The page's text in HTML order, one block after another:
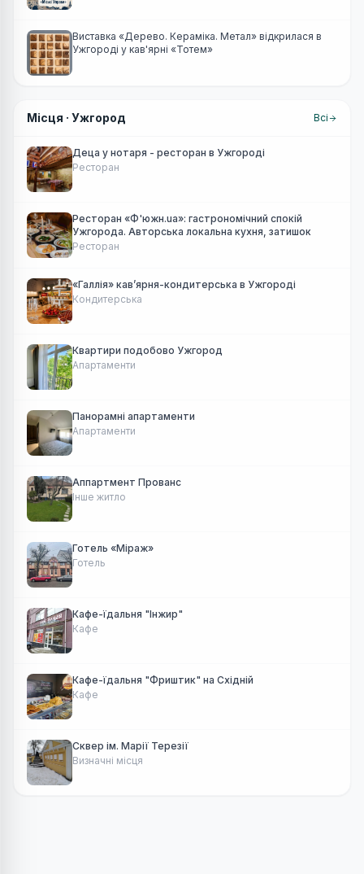
Виставка «Дерево. Кераміка. Метал» відкрилася в
Ужгороді у кав'ярні «Тотем»
Місця · Ужгород Всі
Деца у нотаря - ресторан в Ужгороді
Ресторан
Ресторан «Ф'южн.ua»: гастрономічний спокій
Ужгорода. Авторська локальна кухня, затишок
Ресторан
«Галлія» кав’ярня-кондитерська в Ужгороді
Кондитерська
Квартири подобово Ужгород
Апартаменти
Панорамні апартаменти
Апартаменти
Аппартмент Прованс
Інше житло
Готель «Міраж»
Готель
Кафе-їдальня "Інжир"
Кафе
Кафе-їдальня "Фриштик" на Східній
Кафе
Сквер ім. Марії Терезії
Визначні місця